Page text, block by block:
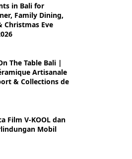
in Bali for
Family Dining,
Christmas Eve
The Table Bali |
Artisanale
& Collections de
Film V-KOOL dan
Mobil